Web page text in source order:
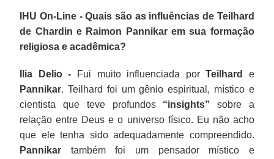
IHU On-Line - Quais são as influências de Teilhard
de Chardin e Raimon Pannikar em sua formação
religiosa e acadêmica?
Ilia Delio - Fui muito influenciada porTeilhard
e
Pannikar. Teilhard foi um gênio espiritual, místico e
cientista que teve profundos “insights” sobre a
relação entre Deus e o universo físico. Eu não acho
que ele tenha sido adequadamente compreendido.
Pannikar também foi um pensador místico e